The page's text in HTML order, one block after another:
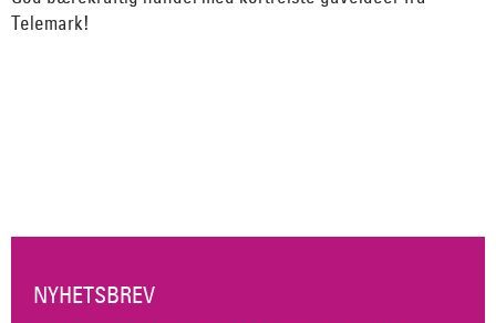
Telemark!
NYHETSBREV